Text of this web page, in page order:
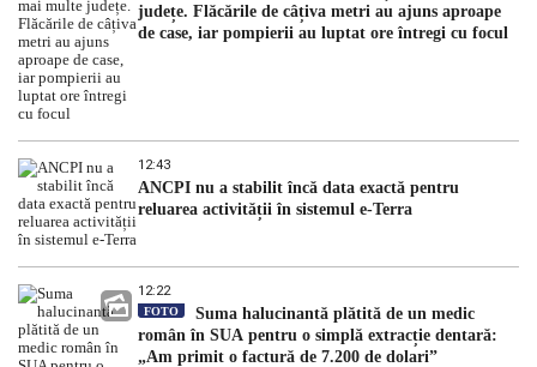
județe. Flăcările de câțiva metri au ajuns aproape
de case, iar pompierii au luptat ore întregi cu focul
12:43
ANCPI nu a stabilit încă data exactă pentru
reluarea activității în sistemul e-Terra
12:22
FOTO
Suma halucinantă plătită de un medic
român în SUA pentru o simplă extracție dentară:
„Am primit o factură de 7.200 de dolari”